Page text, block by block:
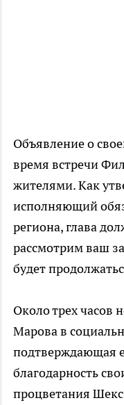
Объявление о
время встречи
жителями. Как
исполняющий
региона, глава
рассмотрим ваш
будет
Около трех часов
Марова в
подтверждающая
благодарность
процветания